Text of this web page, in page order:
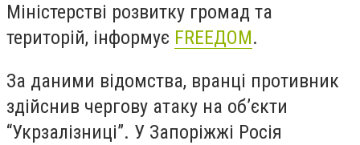
Міністерстві розвитку громад та
територій, інформує FREEДOM.
За даними відомства, вранці противник
здійснив чергову атаку на об’єкти
“Укрзалізниці”. У Запоріжжі Росія